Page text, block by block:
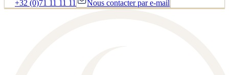
+32 (0)71 11 11 11 Nous contacter par e-mail